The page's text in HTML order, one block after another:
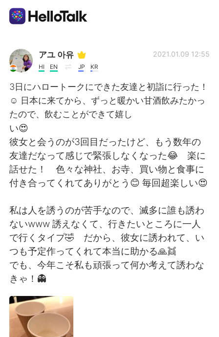
Sprachaustausch-App
AI Grammar Checker
Deutsch
English 简体中文
繁體中文 Español
日本語 한국어
Русский ไทย
Indonesia Italiano
Türkçe
Português
アユ 아유
HI EN JP KR
2021.01.09 12:55
3日にハロートークにできた友達と初詣に行った！
☺ 日本に来てから、ずっと暖かい甘酒飲みたかっ
たので、飲むことができて嬉し
い😍
彼女と会うのが3回目だったけど、もう数年の
友達だなって感じで緊張しなくなった😂 楽に
話せた！ 色々な神社、お寺、買い物と食事に
付き合ってくれてありがとう😊 毎回超楽しい😍
私は人を誘うのが苦手なので、滅多に誰も誘わ
ないwww 誘えなくて、行きたいところに一人
で行くタイプ🤣 だから、彼女に誘われて、い
つも予定作ってくれて本当に助かる🙏👯
でも、今年こそ私も頑張って何か考えて誘わな
きゃ！👻